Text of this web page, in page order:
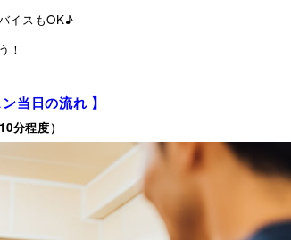
イスもOK♪
！
当日の流れ 】
分程度）